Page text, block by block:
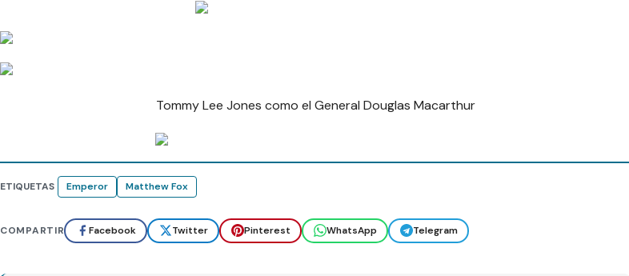
Tommy Lee Jones como el General Douglas Macarthur
ETIQUETAS Emperor Matthew Fox
COMPARTIR Facebook Twitter Pinterest WhatsApp Telegram